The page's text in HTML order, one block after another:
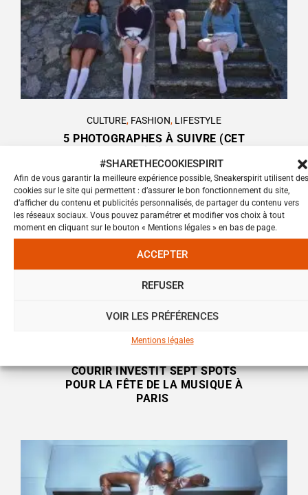
#SHARETHECOOKIESPIRIT
Afin de vous garantir la meilleure expérience possible, Sneakerspirit utilisent des
cookies sur le site qui permettent : d’assurer le bon fonctionnement du site,
d’afficher du contenu et publicités personnalisés, de partager du contenu vers
les réseaux sociaux. Vous pouvez paramétrer et modifier vos choix à tout
moment en cliquant sur le bouton « Mentions légales » en bas de page.
ACCEPTER
REFUSER
VOIR LES PRÉFÉRENCES
Mentions légales
CULTURE, FASHION, LIFESTYLE
5 PHOTOGRAPHES À SUIVRE (CET
COURIR INVESTIT SEPT SPOTS
POUR LA FÊTE DE LA MUSIQUE À
PARIS